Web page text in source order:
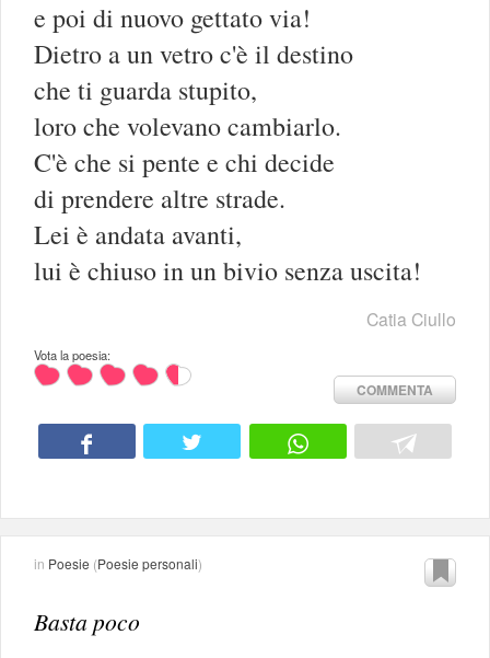
e poi di nuovo gettato via!
Dietro a un vetro c'è il destino
che ti guarda stupito,
loro che volevano cambiarlo.
C'è che si pente e chi decide
di prendere altre strade.
Lei è andata avanti,
lui è chiuso in un bivio senza uscita!
Catia Ciullo
Vota la poesia:
COMMENTA
in Poesie (Poesie personali)
Basta poco